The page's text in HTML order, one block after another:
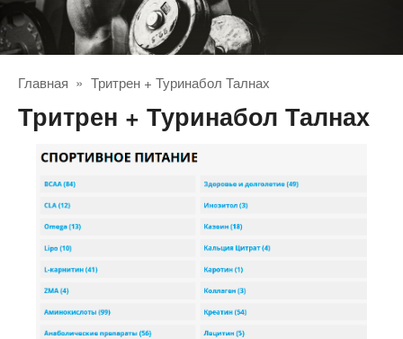
Главная » Тритрен + Туринабол Талнах
Тритрен + Туринабол Талнах